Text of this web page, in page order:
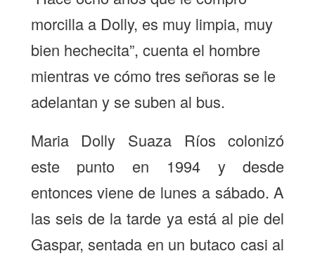
morcilla a Dolly, es muy limpia, muy
bien hechecita”, cuenta el hombre
mientras ve cómo tres señoras se le
adelantan y se suben al bus.
Maria Dolly Suaza Ríos colonizó
este punto en 1994 y desde
entonces viene de lunes a sábado. A
las seis de la tarde ya está al pie del
Gaspar, sentada en un butaco casi al